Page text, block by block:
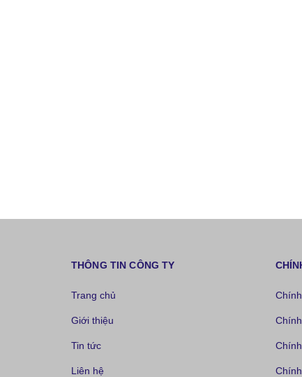
THÔNG TIN CÔNG TY
Trang chủ
Giới thiệu
Tin tức
Liên hệ